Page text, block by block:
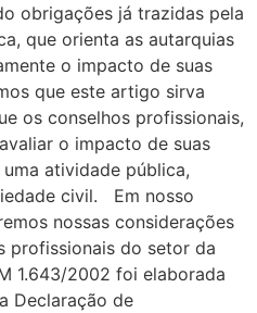
obrigações já trazidas pela
que orienta as autarquias
o impacto de suas
que este artigo sirva
os conselhos profissionais,
o impacto de suas
atividade pública,
civil. Em nosso
nossas considerações
profissionais do setor da
1.643/2002 foi elaborada
Declaração de